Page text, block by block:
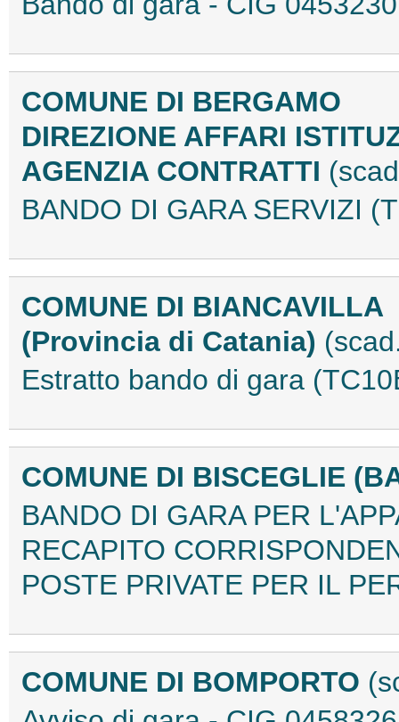
COMUNE DI BERGAMO
DIREZIONE AFFARI
AGENZIA CONTRATTI
BANDO DI GARA SERVIZI
COMUNE DI BIANCAVILLA
(Provincia di Catania)
Estratto bando di gara
COMUNE DI BISCEGLIE
BANDO DI GARA PER
RECAPITO
POSTE PRIVATE PER IL
COMUNE DI BOMPORTO